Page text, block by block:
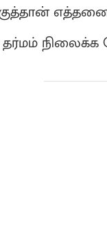
நிலைக்க